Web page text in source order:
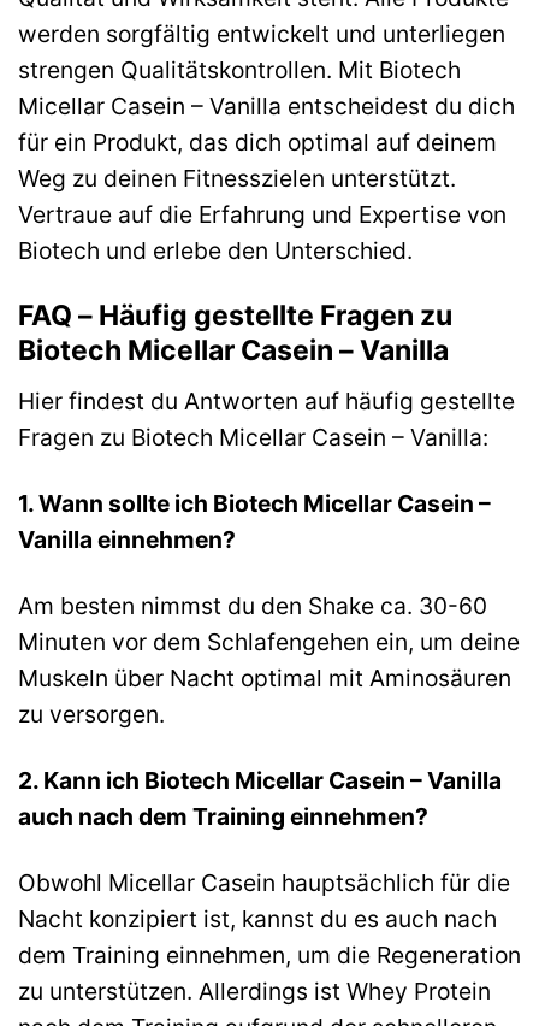
werden sorgfältig entwickelt und unterliegen
strengen Qualitätskontrollen. Mit Biotech
Micellar Casein – Vanilla entscheidest du dich
für ein Produkt, das dich optimal auf deinem
Weg zu deinen Fitnesszielen unterstützt.
Vertraue auf die Erfahrung und Expertise von
Biotech und erlebe den Unterschied.
FAQ – Häufig gestellte Fragen zu
Biotech Micellar Casein – Vanilla
Hier findest du Antworten auf häufig gestellte
Fragen zu Biotech Micellar Casein – Vanilla:
1. Wann sollte ich Biotech Micellar Casein –
Vanilla einnehmen?
Am besten nimmst du den Shake ca. 30-60
Minuten vor dem Schlafengehen ein, um deine
Muskeln über Nacht optimal mit Aminosäuren
zu versorgen.
2. Kann ich Biotech Micellar Casein – Vanilla
auch nach dem Training einnehmen?
Obwohl Micellar Casein hauptsächlich für die
Nacht konzipiert ist, kannst du es auch nach
dem Training einnehmen, um die Regeneration
zu unterstützen. Allerdings ist Whey Protein